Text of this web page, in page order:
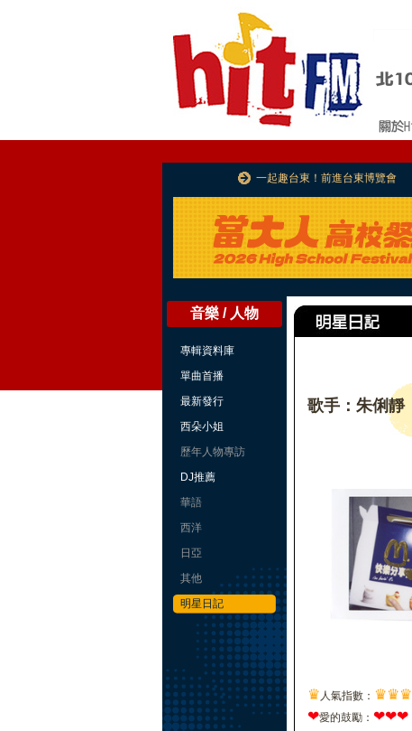
一起趣台東！前進台東博覽會
音樂 / 人物
專輯資料庫
單曲首播
最新發行
西朵小姐
歷年人物專訪
DJ推薦
華語
西洋
日亞
其他
明星日記
歌手：朱俐靜
♛ 人氣指數： ♛♛♛
❤愛的鼓勵： ❤❤❤